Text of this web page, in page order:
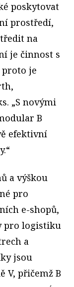
poskytovat
prostředí,
na
je činnost s
je
„S novými
B
efektivní
a výškou
pro
e-shopů,
pro logistiku
a
jsou
V, přičemž B